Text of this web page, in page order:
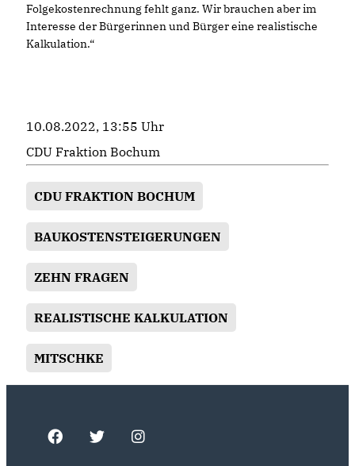
Folgekostenrechnung fehlt ganz. Wir brauchen aber im
Interesse der Bürgerinnen und Bürger eine realistische
Kalkulation.“
10.08.2022, 13:55 Uhr
CDU Fraktion Bochum
CDU FRAKTION BOCHUM
BAUKOSTENSTEIGERUNGEN
ZEHN FRAGEN
REALISTISCHE KALKULATION
MITSCHKE